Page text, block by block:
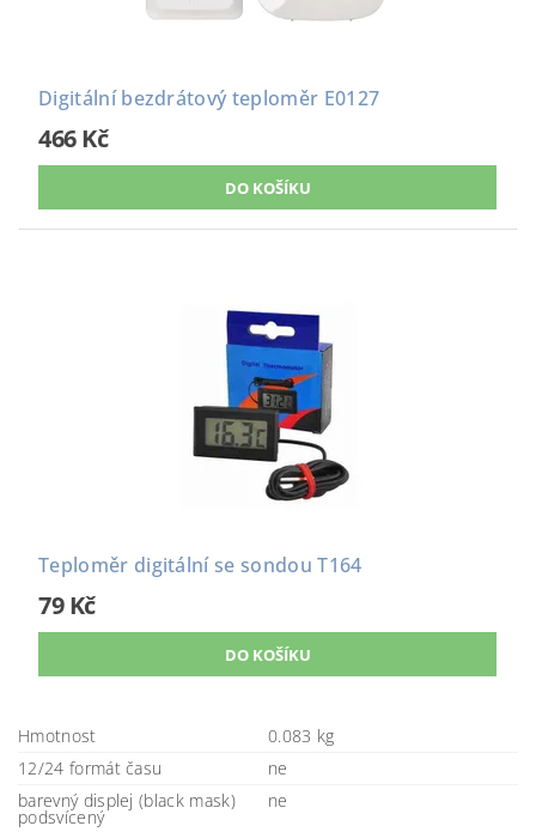
Digitální bezdrátový teploměr E0127
466 Kč
Teploměr digitální se sondou T164
79 Kč
Hmotnost
0.083 kg
12/24 formát času
ne
barevný displej (black mask)
podsvícený
ne